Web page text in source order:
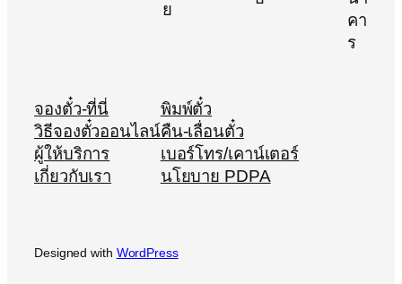
จองตั๋ว-ที่นี่
วิธีจองตั๋วออนไลน์
ผู้ให้บริการ
เกี่ยวกับเรา
พิมพ์ตั๋ว
คืน-เลื่อนตั๋ว
เบอร์โทร/เคาน์เตอร์
นโยบาย PDPA
Designed with WordPress